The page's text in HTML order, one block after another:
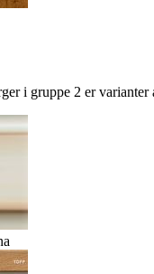
i gruppe 2 er